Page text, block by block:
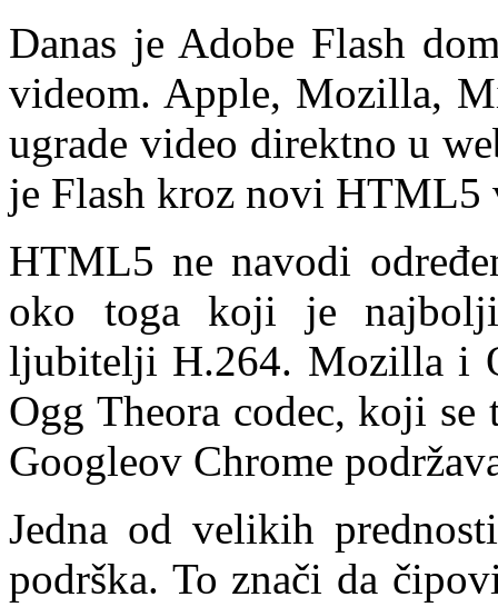
Danas je Adobe Flash
videom. Apple, Mozilla,
ugrade video direktno u
je Flash kroz novi HTML5
HTML5 ne navodi
oko toga koji je
ljubitelji H.264. Mozilla i
Ogg Theora codec, koji
Googleov Chrome
Jedna od velikih
podrška. To znači da